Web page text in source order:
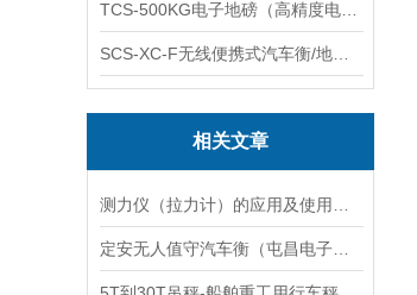
相关文章